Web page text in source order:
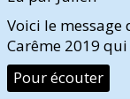
Voici le
Carême 2019
Pour écouter